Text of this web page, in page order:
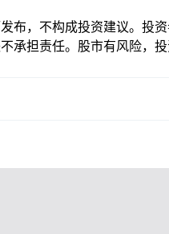
布，不构成投资建议。投
承担责任。股市有风险，投